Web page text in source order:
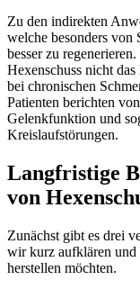
Zu den indirekten
welche besonders von
besser zu
Hexenschuss nicht
bei chronischen
Patienten berichten
Gelenkfunktion und
Kreislaufstörungen.
Langfristige
von
Zunächst gibt es drei
wir kurz aufklären und
herstellen möchten.